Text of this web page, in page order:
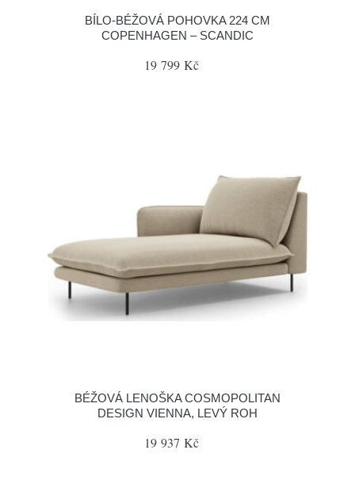
BÍLO-BÉŽOVÁ POHOVKA 224 CM
COPENHAGEN – SCANDIC
19 799 Kč
BÉŽOVÁ LENOŠKA COSMOPOLITAN
DESIGN VIENNA, LEVÝ ROH
19 937 Kč